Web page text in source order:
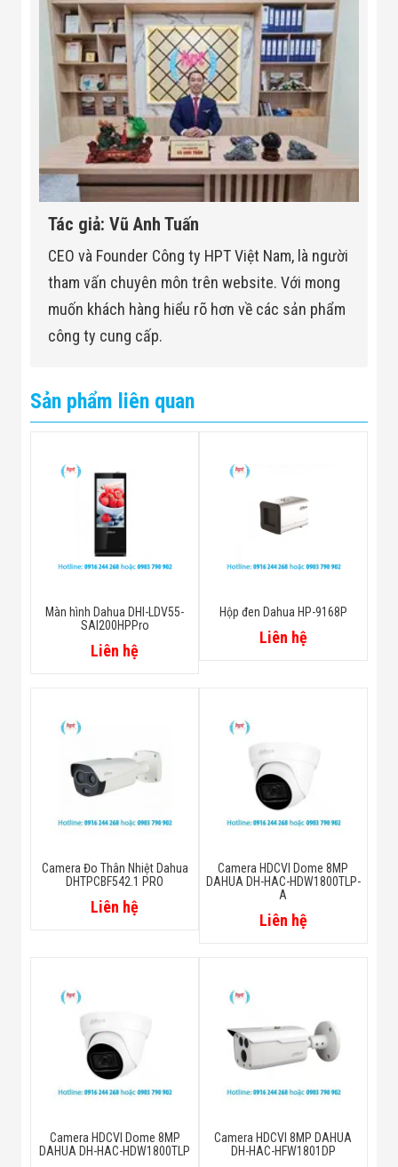
Pan/Tilt/Rotation
Range
Pan: 0°–360°
Tilt: 0°–78°
Rotation: 0°–360°
Lens
Lens Type
Mount Type M12
Focal Length 2.8 mm; 3.6 mm; 6 mm
Max. Aperture F2.0
Angle of View
2.8 mm: 125° x 105° x
56° (diagonal x
x31.3°(diagonal x
horizontal x vertical)
Close Focus
Distance
2.8 mm: 1.0 m (3.3 ft)
3.6 mm: 1.9 m (6.2 ft)
6 mm: 3.6 m (11.8 ft)
DORI Distance
Lens
Frame Rate
CVI: 4K@25/30fps;
Tác giả: Vũ Anh Tuấn
CEO và Founder Công ty HPT Việt Nam, là người
tham vấn chuyên môn trên website. Với mong
muốn khách hàng hiểu rõ hơn về các sản phẩm
công ty cung cấp.
Sản phẩm liên quan
Màn hình Dahua DHI-LDV55-
SAI200HPPro
Liên hệ
Hộp đen Dahua HP-9168P
Liên hệ
Camera Đo Thân Nhiệt Dahua
DHTPCBF542.1 PRO
Liên hệ
Camera HDCVI Dome 8MP
DAHUA DH-HAC-HDW1800TLP-
A
Liên hệ
Camera HDCVI Dome 8MP
DAHUA DH-HAC-HDW1800TLP
Camera HDCVI 8MP DAHUA
DH-HAC-HFW1801DP